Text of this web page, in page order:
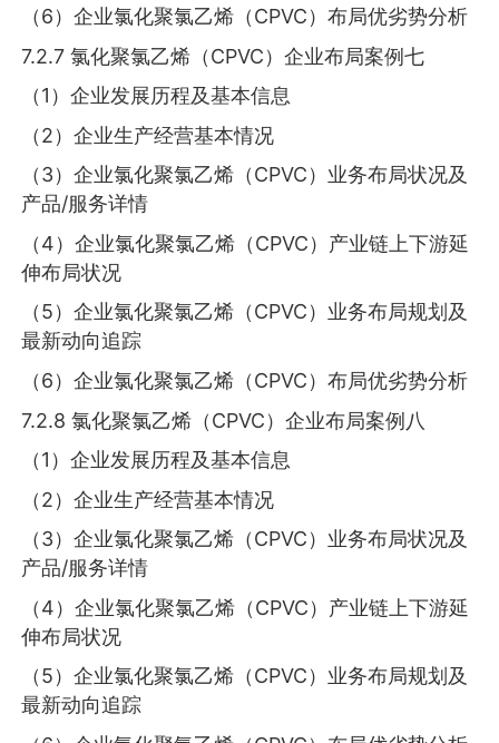
（6）企业氯化聚氯乙烯（CPVC）布局优劣势分析
7.2.7 氯化聚氯乙烯（CPVC）企业布局案例七
（1）企业发展历程及基本信息
（2）企业生产经营基本情况
（3）企业氯化聚氯乙烯（CPVC）业务布局状况及
产品/服务详情
（4）企业氯化聚氯乙烯（CPVC）产业链上下游延
伸布局状况
（5）企业氯化聚氯乙烯（CPVC）业务布局规划及
最新动向追踪
（6）企业氯化聚氯乙烯（CPVC）布局优劣势分析
7.2.8 氯化聚氯乙烯（CPVC）企业布局案例八
（1）企业发展历程及基本信息
（2）企业生产经营基本情况
（3）企业氯化聚氯乙烯（CPVC）业务布局状况及
产品/服务详情
（4）企业氯化聚氯乙烯（CPVC）产业链上下游延
伸布局状况
（5）企业氯化聚氯乙烯（CPVC）业务布局规划及
最新动向追踪